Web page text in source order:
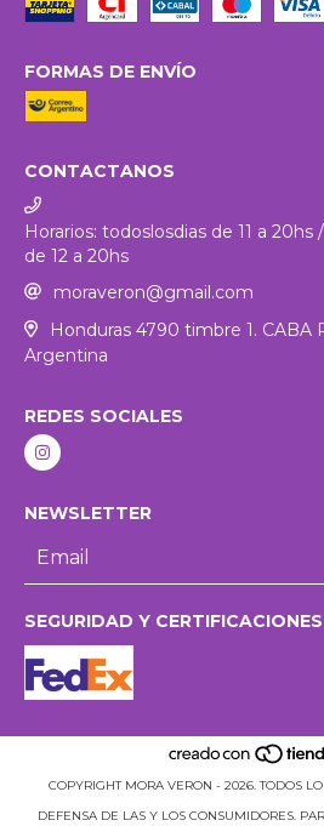
FORMAS DE ENVÍO
CONTACTANOS
Horarios: todoslosdias de 11 a
de 12 a 20hs
moraveron@gmail.com
Honduras 4790 timbre 1. CABA
Argentina
REDES SOCIALES
NEWSLETTER
SEGURIDAD Y CERTIFICACIONES
COPYRIGHT MORA VERON - 2026. TODOS
DEFENSA DE LAS Y LOS CONSUMIDORES.